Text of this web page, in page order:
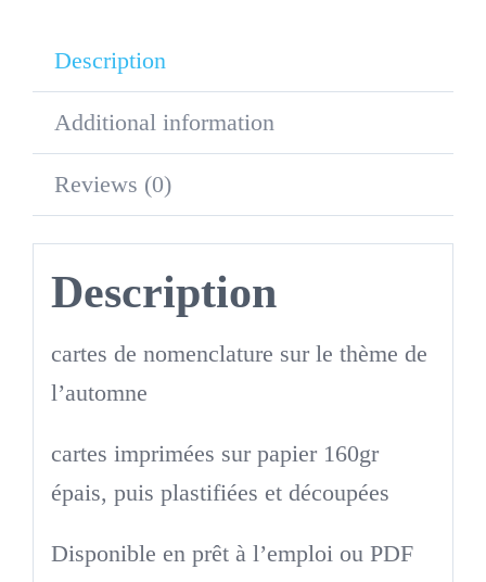
Description
Additional information
Reviews (0)
Description
cartes de nomenclature sur le thème de
l’automne
cartes imprimées sur papier 160gr
épais, puis plastifiées et découpées
Disponible en prêt à l’emploi ou PDF